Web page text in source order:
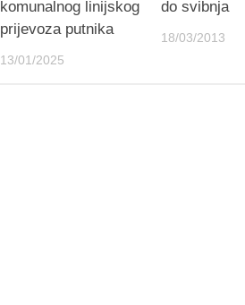
komunalnog linijskog
prijevoza putnika
13/01/2025
do svibnja
18/03/2013